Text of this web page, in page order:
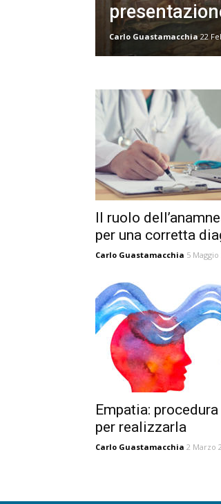
Carlo Guastamacchia 22
Il ruolo
per una corretta
Carlo Guastamacchia 5 Maggio
Empatia:
per realizzarla
Carlo Guastamacchia 2 Marzo